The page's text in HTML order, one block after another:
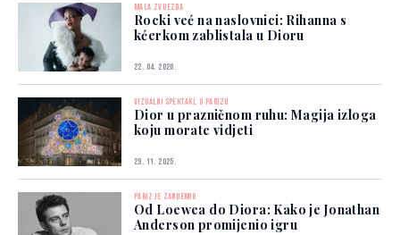
MALA ZVIJEZDA
Rocki već na naslovnici: Rihanna s
kćerkom zablistala u Dioru
22. 04. 2026.
VIZUALNI SPEKTAKL U PARIZU
Dior u prazničnom ruhu: Magija izloga
koju morate vidjeti
29. 11. 2025.
PARIZ JE ZANIJEMIO
Od Loewea do Diora: Kako je Jonathan
Anderson promijenio igru